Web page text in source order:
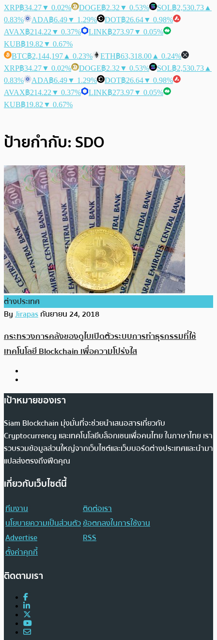
XRP฿34.27▼ 0.02% DOGE฿2.32 ▼ 0.53% SOL฿2,530.73 ▲
0.83%
ADA฿6.49▼ 1.29% DOT฿26.64▼ 0.98%
AVAX฿214.22 ▼ 0.37% LINK฿273.97▼ 0.05%
KUB฿19.82 ▼ 0.67%
BTC฿2,144,197 ▲ 0.23% ETH฿63,318.00 ▲ 0.24%
XRP฿34.27▼ 0.02% DOGE฿2.32 ▼ 0.53% SOL฿2,530.73 ▲
0.83%
ADA฿6.49▼ 1.29% DOT฿26.64▼ 0.98%
AVAX฿214.22 ▼ 0.37% LINK฿273.97▼ 0.05%
KUB฿19.82 ▼ 0.67%
ป้ายกำกับ: SDO
ต่างประเทศ
ByJirapasกันยายน 24, 2018
กระทรวงการคลังของดูไบเปิดตัวระบบการทำธุรกรรมที่ใช้
เทคโนโลยี Blockchain เพื่อความโปร่งใส
เป้าหมายของเรา
Siam Blockchain มุ่งมั่นที่จะช่วยนำเสนอสารเกี่ยวกับ
Cryptocurrency และเทคโนโลยีบล็อกเชนเพื่อคนไทย ในภาษาไทย เรา
รวบรวมข้อมูลส่วนใหญ่จากเว็บไซต์และเว็บบอร์ดต่างประเทศและนำมา
แปลส่งตรงถึงฟีดคุณ
เกี่ยวกับเว็บไซต์นี้
ทีมงาน
ติดต่อเรา
นโยบายความเป็นส่วนตัวข้อตกลงในการใช้งาน
Advertise
RSS
ตั้งค่าคุกกี้
ติดตามเรา